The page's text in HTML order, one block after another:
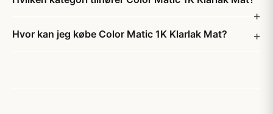
Hvor kan jeg købe Color Matic 1K Klarlak Mat?